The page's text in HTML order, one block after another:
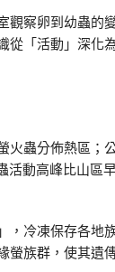
察卵到幼蟲的
「活動」深化
蟲分佈熱區；
動高峰比山區
，冷凍保存各地
族群，使其遺